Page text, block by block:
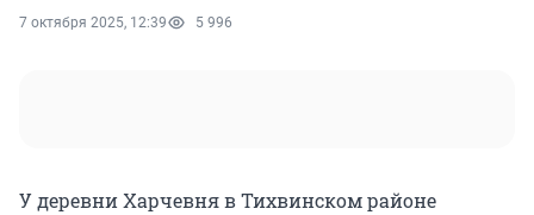
7 октября 2025, 12:39 5 996
У деревни Харчевня в Тихвинском районе